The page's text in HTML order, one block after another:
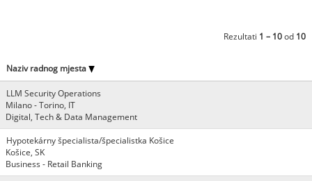
Rezultati 1 – 10od 10
Naziv radnog mjesta
LLM Security Operations
Milano - Torino, IT
Digital, Tech & Data Management
Hypotekárny špecialista/špecialistka Košice
Košice, SK
Business - Retail Banking